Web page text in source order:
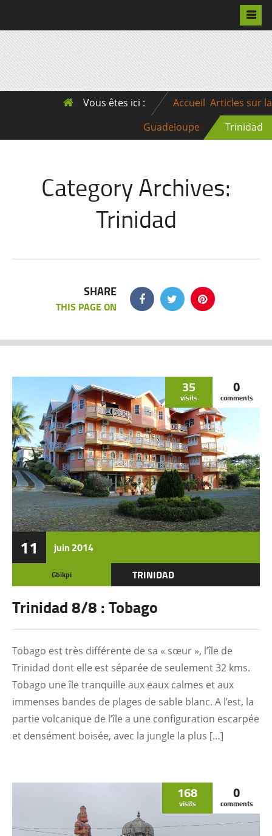
Vous êtes ici : Accueil Articles sur la
Guadeloupe
Trinidad
Category Archives:
Trinidad
SHARE
THIS PAGE ON
11 juin 2014
35
visits
0
comments
Gbikpi TRINIDAD
Trinidad 8/8 : Tobago
Tobago est très différente de sa « sœur », l’île de
Trinidad dont elle est séparée de seulement 32 kms.
Tobago une île tranquille aux eaux calmes et aux
immenses bandes de plages de sable blanc. A l’est, la
partie volcanique de l’île a une configuration escarpée
et densément boisée, avec la jungle la plus […]
168
visits
0
comments